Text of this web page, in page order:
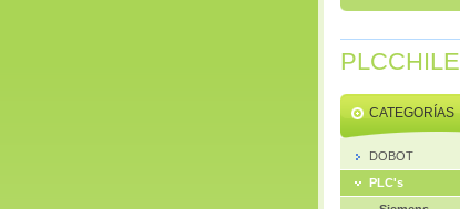
PLCCHILE
CATEGORÍAS
DOBOT
PLC's